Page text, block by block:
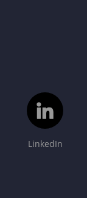
LinkedIn